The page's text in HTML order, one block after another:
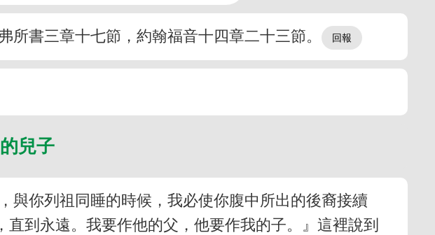
所書三章十七節，約翰福音十四章二十三節。
兒子
與你列祖同睡的時候，我必使你腹中所出的後裔接續
到永遠。我要作他的父，他要作我的子。』這裡說到